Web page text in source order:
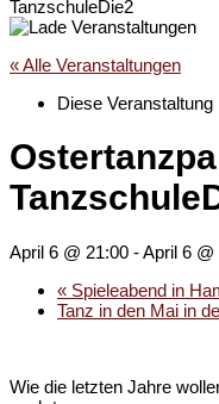
TanzschuleDie2
« Alle Veranstaltungen
Diese
April 6 @ 21:00 -April 6 @
« Spieleabend in
Tanz in den Mai in
Wie die letzten Jahre